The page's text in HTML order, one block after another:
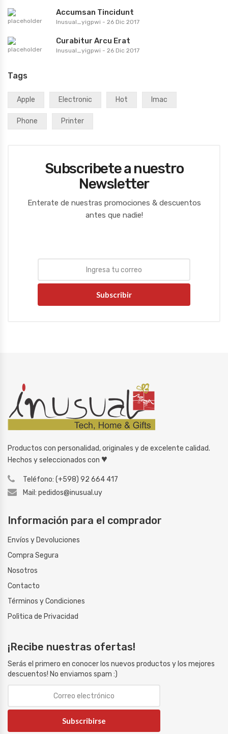
Accumsan Tincidunt
Inusual_yigpwi - 26 Dic 2017
Curabitur Arcu Erat
Inusual_yigpwi - 26 Dic 2017
Tags
Apple Electronic Hot Imac
Phone Printer
Subscribete a nuestro
Newsletter
Enterate de nuestras promociones & descuentos
antes que nadie!
Subscribir
Productos con personalidad, originales y de excelente calidad.
Hechos y seleccionados con ♥
Teléfono: (+598) 92 664 417
Mail: pedidos@inusual.uy
Información para el comprador
Envíos y Devoluciones
Compra Segura
Nosotros
Contacto
Términos y Condiciones
Polìtica de Privacidad
¡Recibe nuestras ofertas!
Serás el primero en conocer los nuevos productos y los mejores
descuentos! No enviamos spam :)
Subscribirse